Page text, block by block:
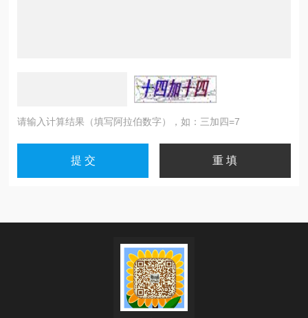
请输入计算结果（填写阿拉伯数字），如：三加四=7